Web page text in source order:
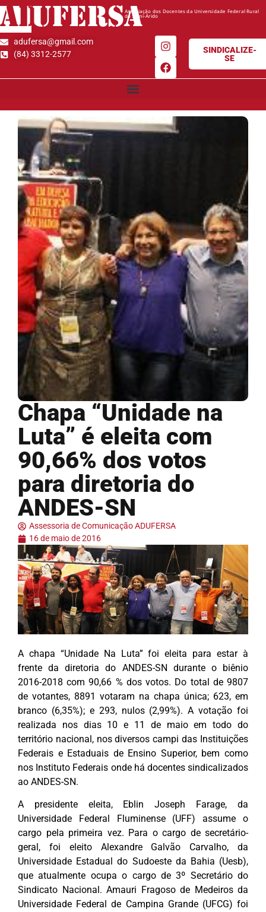
ADUFERSAAssociação dos Docentes da Universidade Federal Rural
do Semi-Árido
adufersa@gmail.com
(84) 3312-2577
SINDICALIZE-
SE
Chapa “Unidade na
Luta” é eleita com
90,66% dos votos
para diretoria do
ANDES-SN
Assessoria de Comunicação ADUFERSA
16 de maio de 2016
A chapa “Unidade Na Luta” foi eleita para estar à
frente da diretoria do ANDES-SN durante o biênio
2016-2018 com 90,66 % dos votos. Do total de 9807
de votantes, 8891 votaram na chapa única; 623, em
branco (6,35%); e 293, nulos (2,99%). A votação foi
realizada nos dias 10 e 11 de maio em todo do
território nacional, nos diversos campi das Instituições
Federais e Estaduais de Ensino Superior, bem como
nos Instituto Federais onde há docentes sindicalizados
ao ANDES-SN.
A presidente eleita, Eblin Joseph Farage, da
Universidade Federal Fluminense (UFF) assume o
cargo pela primeira vez. Para o cargo de secretário-
geral, foi eleito Alexandre Galvão Carvalho, da
Universidade Estadual do Sudoeste da Bahia (Uesb),
que atualmente ocupa o cargo de 3º Secretário do
Sindicato Nacional. Amauri Fragoso de Medeiros da
Universidade Federal de Campina Grande (UFCG) foi